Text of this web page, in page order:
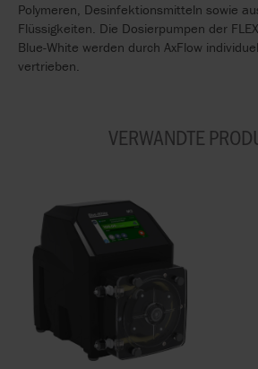
Polymeren, Desinfektionsmitteln sowie
Flüssigkeiten. Die Dosierpumpen der
Blue-White werden durch AxFlow
vertrieben.
VERWANDTE